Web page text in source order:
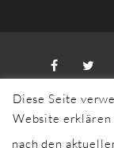
Diese Seite
Website erklären
nach den